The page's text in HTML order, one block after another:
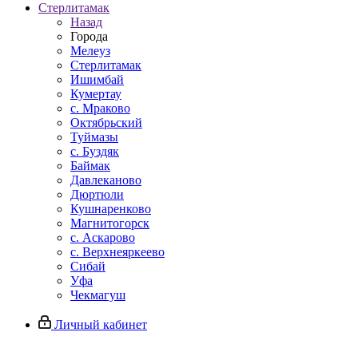
Стерлитамак
Назад
Города
Мелеуз
Стерлитамак
Ишимбай
Кумертау
c. Мраково
Октябрьский
Туймазы
c. Буздяк
Баймак
Давлеканово
Дюртюли
Кушнаренково
Магнитогорск
с. Аскарово
с. Верхнеяркеево
Сибай
Уфа
Чекмагуш
Личный кабинет